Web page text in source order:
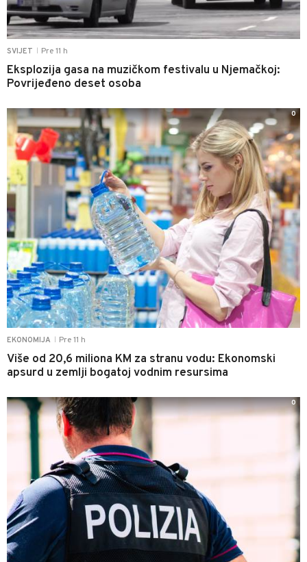
SVIJET Pre 11 h
Eksplozija gasa na muzičkom festivalu u Njemačkoj:
Povrijeđeno deset osoba
EKONOMIJA Pre 11 h
Više od 20,6 miliona KM za stranu vodu: Ekonomski
apsurd u zemlji bogatoj vodnim resursima
0
0